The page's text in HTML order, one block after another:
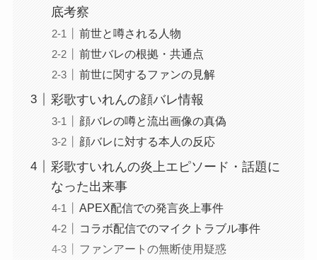
底考察
前世と噂される人物
前世バレの根拠・共通点
前世に関するファンの見解
彩歌すいれんの顔バレ情報
顔バレの噂と流出画像の真偽
顔バレに対する本人の反応
彩歌すいれんの炎上エピソード・話題に
なった出来事
APEX配信での発言炎上事件
コラボ配信でのマイクトラブル事件
ファンアートの無断使用疑惑